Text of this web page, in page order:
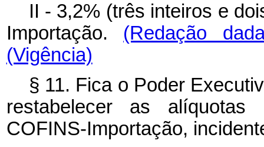
II - 3,2% (três inteiros e
Importação. (Redação
(Vigência)
§ 11. Fica o Poder
restabelecer as alíquotas
COFINS-Importação,